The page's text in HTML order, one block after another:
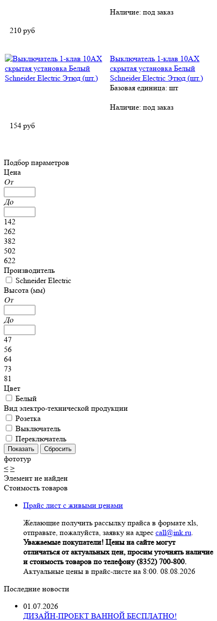
Наличие: под заказ
210 руб
Выключатель 1-клав 10АХ
скрытая установка Белый
Schneider Electric Этюд (шт.)
Базовая единица: шт
Наличие: под заказ
154 руб
Подбор параметров
Цена
От
До
142
262
382
502
622
Производитель
Schneider Electric
Высота (мм)
От
До
47
56
64
73
81
Цвет
Белый
Вид электро-технической продукции
Розетка
Выключатель
Переключатель
фототур
< >
Элемент не найден
Стоимость товаров
Прайс лист с живыми ценами
Желающие получить рассылку прайса в формате xls,
отправьте, пожалуйста, заявку на адрес call@ink.ru.
Уважаемые покупатели! Цены на сайте могут
отличаться от актуальных цен, просим уточнять наличие
и стоимость товаров по телефону (8352) 700-800.
Актуальные цены в прайс-листе на 8:00. 08.08.2026
Последние новости
01.07.2026
ДИЗАЙН-ПРОЕКТ ВАННОЙ БЕСПЛАТНО!